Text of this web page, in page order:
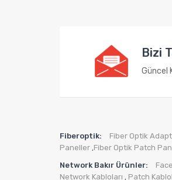
Bizi
Güncel
Fiberoptik: Fiber Optik
Paneller ,Fiber Optik Patch
Network Bakır Ürünler:
Network Kabloları , Patch